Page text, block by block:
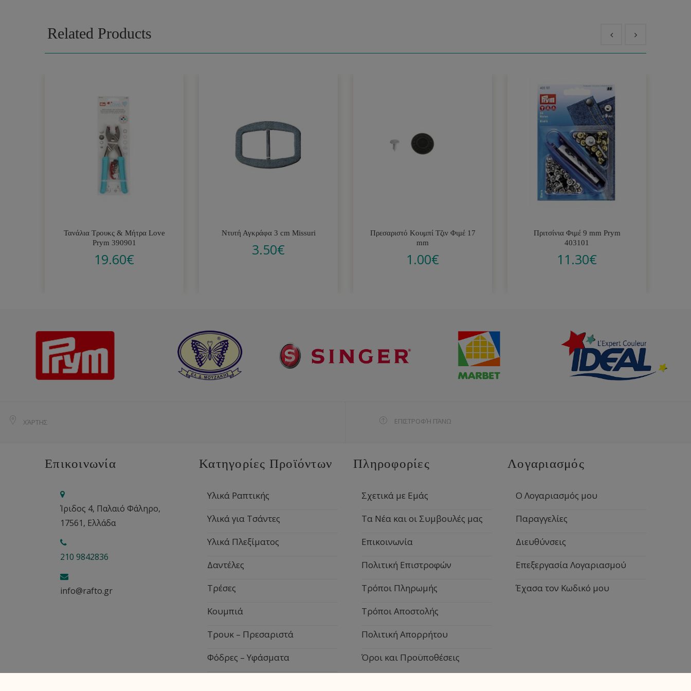
Related Products
Τανάλια Τρουκς & Μήτρα Love
Prym 390901
19.60€
Ντυτή Αγκράφα 3 cm Missuri
3.50€
Πρεσαριστό Κουμπί Τζιν Φιμέ 17
mm
1.00€
Πριτσίνια Φιμέ 9 mm Prym
403101
11.30€
ΧΆΡΤΗΣ ΕΠΙΣΤΡΟΦΉ ΠΆΝΩ
Επικοινωνία
Ίριδος 4, Παλαιό Φάληρο,
17561, Ελλάδα
210 9842836
info@rafto.gr
Κατηγορίες Προϊόντων
Υλικά Ραπτικής
Υλικά για Τσάντες
Υλικά Πλεξίματος
Δαντέλες
Τρέσες
Κουμπιά
Τρουκ – Πρεσαριστά
Φόδρες – Υφάσματα
Πληροφορίες
Σχετικά με Εμάς
Τα Νέα και οι Συμβουλές μας
Επικοινωνία
Πολιτική Επιστροφών
Τρόποι Πληρωμής
Τρόποι Αποστολής
Πολιτική Απορρήτου
Όροι και Προϋποθέσεις
Λογαριασμός
Ο Λογαριασμός μου
Παραγγελίες
Διευθύνσεις
Επεξεργασία Λογαριασμού
Έχασα τον Κωδικό μου